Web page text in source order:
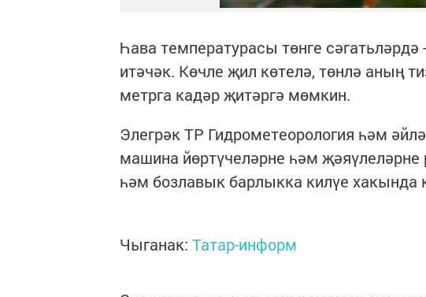
Һава температурасы төнге сәгатьләрдә
итәчәк. Көчле җил көтелә, төнлә аның
метрга кадәр җитәргә мөмкин.
Элегрәк ТР Гидрометеорология һәм
машина йөртүчеләрне һәм
һәм бозлавык барлыкка килүе хакында
Чыганак: Татар-информ